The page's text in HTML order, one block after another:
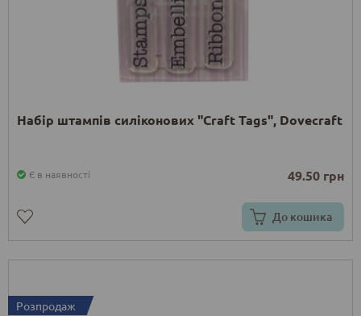
Набір штампів силіконових "Craft Tags", Dovecraft
Є в наявності 49.50 грн
До кошика
Розпродаж